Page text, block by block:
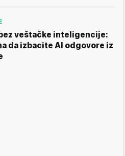
veštačke inteligencije:
da izbacite AI odgovore iz